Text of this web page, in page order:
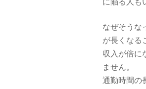
に陥る人も
なぜそうな
が長くなる
収入が倍に
ません。
通勤時間の